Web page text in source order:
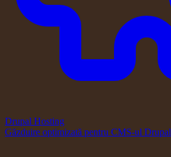
Drupal Hosting
Găzduire optimizată pentru CMS-ul Drupal